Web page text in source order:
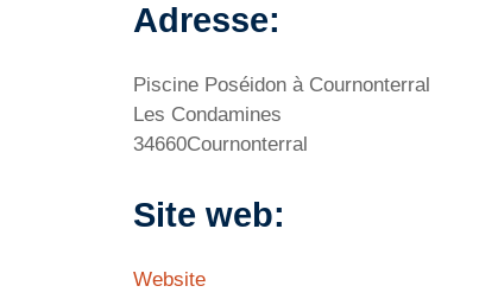
Adresse:
Piscine Poséidon à Cournonterral
Les Condamines
34660Cournonterral
Site web:
Website